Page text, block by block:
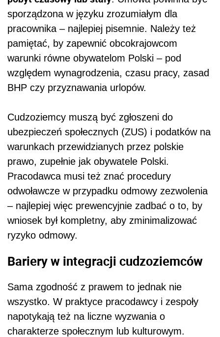
sporządzona w języku zrozumiałym dla
pracownika – najlepiej pisemnie. Należy też
pamiętać, by zapewnić obcokrajowcom
warunki równe obywatelom Polski – pod
względem wynagrodzenia, czasu pracy, zasad
BHP czy przyznawania urlopów.
Cudzoziemcy muszą być zgłoszeni do
ubezpieczeń społecznych (ZUS) i podatków na
warunkach przewidzianych przez polskie
prawo, zupełnie jak obywatele Polski.
Pracodawca musi też znać procedury
odwoławcze w przypadku odmowy zezwolenia
– najlepiej więc prewencyjnie zadbać o to, by
wniosek był kompletny, aby zminimalizować
ryzyko odmowy.
Bariery w integracji cudzoziemców
Sama zgodność z prawem to jednak nie
wszystko. W praktyce pracodawcy i zespoły
napotykają też na liczne wyzwania o
charakterze społecznym lub kulturowym.